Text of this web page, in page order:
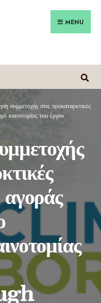
MENU
συμμετοχής στις προκαταρκτικές
καινοτομίας του έργου
αγοράς